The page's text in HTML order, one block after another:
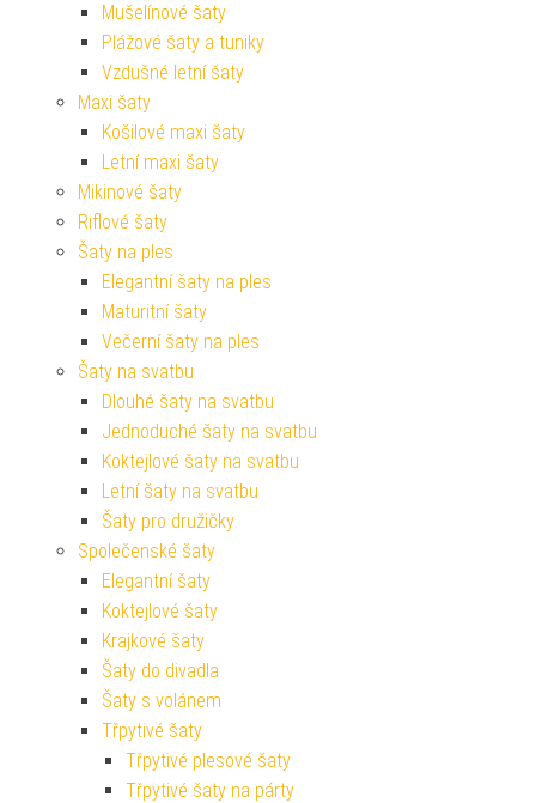
Mušelínové šaty
Plážové šaty a tuniky
Vzdušné letní šaty
Maxi šaty
Košilové maxi šaty
Letní maxi šaty
Mikinové šaty
Riflové šaty
Šaty na ples
Elegantní šaty na ples
Maturitní šaty
Večerní šaty na ples
Šaty na svatbu
Dlouhé šaty na svatbu
Jednoduché šaty na svatbu
Koktejlové šaty na svatbu
Letní šaty na svatbu
Šaty pro družičky
Společenské šaty
Elegantní šaty
Koktejlové šaty
Krajkové šaty
Šaty do divadla
Šaty s volánem
Třpytivé šaty
Třpytivé plesové šaty
Třpytivé šaty na párty